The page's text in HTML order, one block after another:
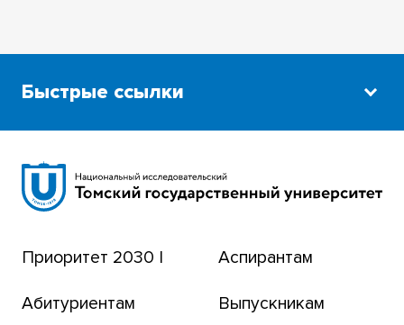
Быстрые ссылки
Сибирский ботанический сад
Томский региональный центр коллективного
Приоритет 2030 |
Абитуриентам
Аспирантам
Выпускникам